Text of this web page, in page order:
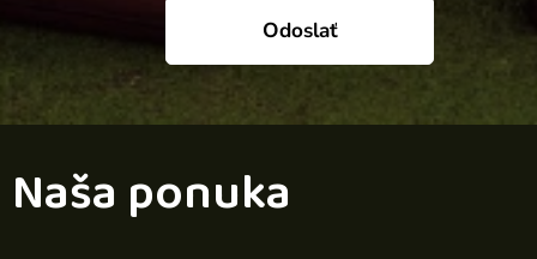
Odoslať
Naša ponuka